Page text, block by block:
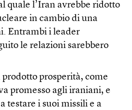
quale l’Iran avrebbe ridotto
in cambio di una
Entrambi i leader
le relazioni sarebbero
prodotto prosperità, come
promesso agli iraniani, e
testare i suoi missili e a